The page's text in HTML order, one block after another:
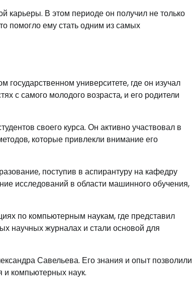
карьеры. В этом периоде он получил не только
помогло ему стать одним из самых
университете, где он изучал
с самого молодого возраста, и его родители
своего курса. Он активно участвовал в
которые привлекли внимание его
поступив в аспирантуру на кафедру
исследований в области машинного обучения,
по компьютерным наукам, где представил
научных журналах и стали основой для
Савельева. Его знания и опыт позволили
и компьютерных наук.